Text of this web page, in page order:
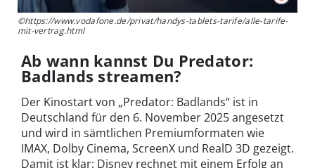
©https://www.vodafone.de/privat/handys-tablets-tarife/alle-tarife-
mit-vertrag.html
Ab wann kannst Du Predator:
Badlands streamen?
Der Kinostart von „Predator: Badlands“ ist in
Deutschland für den 6. November 2025 angesetzt
und wird in sämtlichen Premiumformaten wie
IMAX, Dolby Cinema, ScreenX und RealD 3D gezeigt.
Damit ist klar: Disney rechnet mit einem Erfolg an